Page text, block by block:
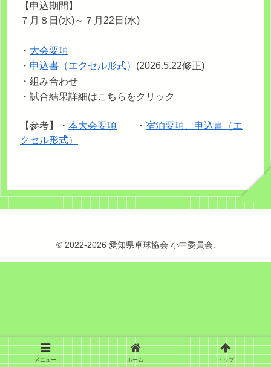
【申込期間】
７月８日(水)～７月22日(水)
・ 大会要項
・ 申込書（エクセル形式） (2026.5.22修正)
・組み合わせ
・試合結果詳細はこちらをクリック
【参考】・ 本大会要項 ・ 宿泊要項、申込書（エ
クセル形式）
© 2022-2026 愛知県卓球協会 小中委員会.
メニュー ホーム トップ